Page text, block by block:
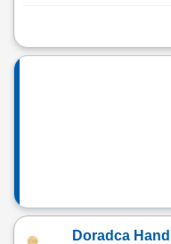
Zadania Rozwijanie
Doradca